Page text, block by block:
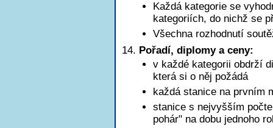
Každá kategorie se
kategoriích, do nichž se
Všechna rozhodnutí
Pořadí, diplomy a ceny:
v každé kategorii obdrží
která si o něj požádá
každá stanice na prvním
stanice s nejvyšším
pohár" na dobu jednoho